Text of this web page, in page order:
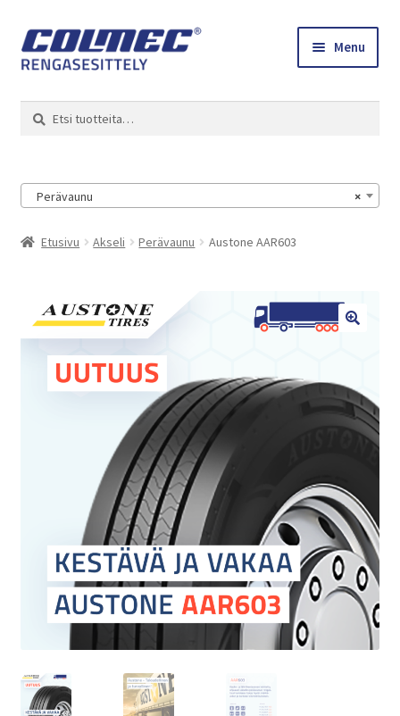
Skip
to
Skip
to
Menu
Colmec
0 tuotetta tarjouspyynnössä
Etsi:
Haku
×
Perävaunu
Etusivu Akseli Perävaunu Austone AAR603